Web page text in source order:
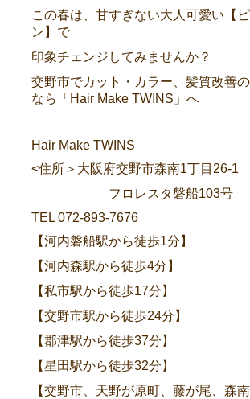
この春は、甘すぎない大人可愛い【
ン】で
印象チェンジしてみませんか？
交野市でカット・カラー、髪質改善
なら「Hair Make TWINS」へ
Hair Make TWINS
<住所＞大阪府交野市森南1丁目26-1
フロレスタ磐船103号
TEL 072-893-7676
【河内磐船駅から徒歩1分】
【河内森駅から徒歩4分】
【私市駅から徒歩17分】
【交野市駅から徒歩24分】
【郡津駅から徒歩37分】
【星田駅から徒歩32分】
【交野市、天野が原町、藤が尾、森